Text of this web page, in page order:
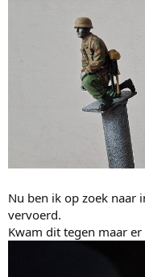
Nu ben ik op zoek naar
vervoerd.
Kwam dit tegen maar